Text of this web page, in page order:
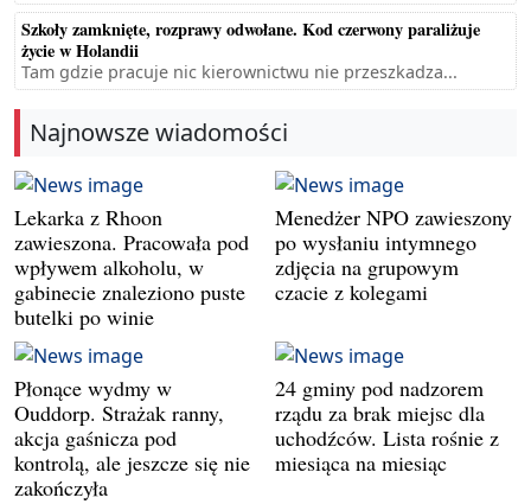
Szkoły zamknięte, rozprawy odwołane. Kod czerwony paraliżuje
życie w Holandii
Tam gdzie pracuje nic kierownictwu nie przeszkadza...
Najnowsze wiadomości
Lekarka z Rhoon
zawieszona. Pracowała pod
wpływem alkoholu, w
gabinecie znaleziono puste
butelki po winie
Menedżer NPO zawieszony
po wysłaniu intymnego
zdjęcia na grupowym
czacie z kolegami
Płonące wydmy w
Ouddorp. Strażak ranny,
akcja gaśnicza pod
kontrolą, ale jeszcze się nie
zakończyła
24 gminy pod nadzorem
rządu za brak miejsc dla
uchodźców. Lista rośnie z
miesiąca na miesiąc